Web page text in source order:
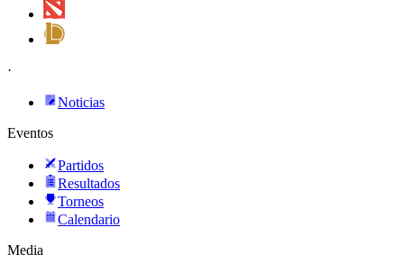
·
Noticias
Eventos
Partidos
Resultados
Torneos
Calendario
Media